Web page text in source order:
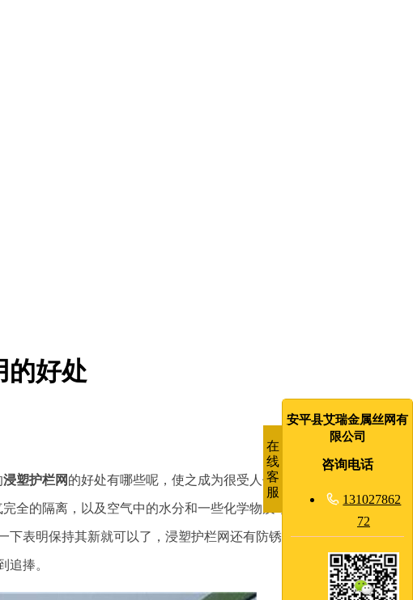
的好处
浸塑护栏网 的好处有哪些呢，使之成为很受人们喜爱的护栏网产品。
全的隔离，以及空气中的水分和一些化学物质，使得其不容易被氧
表明保持其新就可以了，浸塑护栏网还有防锈，防褪色，抗紫外线
追捧。
在
线
客
服
安平县艾瑞金属丝网有
限公司
咨询电话
 131027862
72